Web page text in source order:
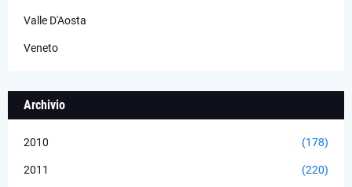
Valle D'Aosta
Veneto
Archivio
2010 (178)
2011 (220)